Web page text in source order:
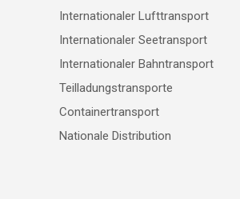
Internationaler Lufttransport
Internationaler Seetransport
Internationaler Bahntransport
Teilladungstransporte
Containertransport
Nationale Distribution